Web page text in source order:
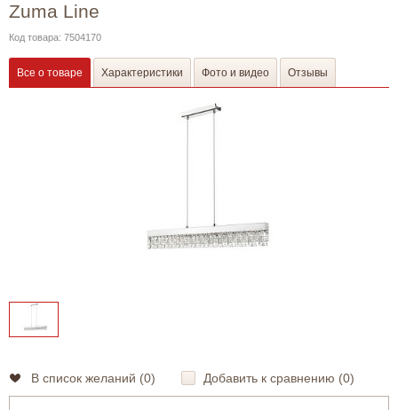
Zuma Line
Код товара: 7504170
Все о товаре Характеристики Фото и видео Отзывы
В список желаний (0) Добавить к сравнению (0)